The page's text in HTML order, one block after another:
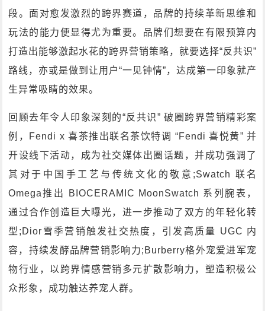
段。面对愈发激烈的跨界赛道，品牌的持续革新思维和
玩法的能力便显得尤为重要。品牌们想要在有限预算内
打造出能够激起水花的跨界营销策略，就要选择“反共识”
路线，亦或是做到让用户“一见钟情”，达成第一印象就产
生异常吸睛的效果。
回顾去年令人印象深刻的“反共识” 破圈跨界营销精彩案
例，Fendi x 喜茶推出联名茶饮特调 “Fendi 喜悦黄” 并
开设线下活动，成为社交媒体出圈话题，并成功强调了
其对于中国手工艺与传统文化的敬意;Swatch 联名
Omega推出 BIOCERAMIC MoonSwatch 系列腕表，
通过合作创造巨大曝光，进一步推动了双方的年轻化转
型;Dior雪季营销触发社交热度，引发高质量 UGC 内
容，持续发酵品牌营销影响力;Burberry格外宠爱进军宠
物行业，以跨界情感营销多元扩散影响力，塑造积极公
众形象，成功触达养宠人群。